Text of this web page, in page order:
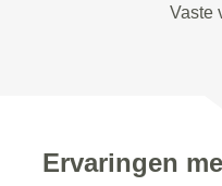
Vaste
Ervaringen